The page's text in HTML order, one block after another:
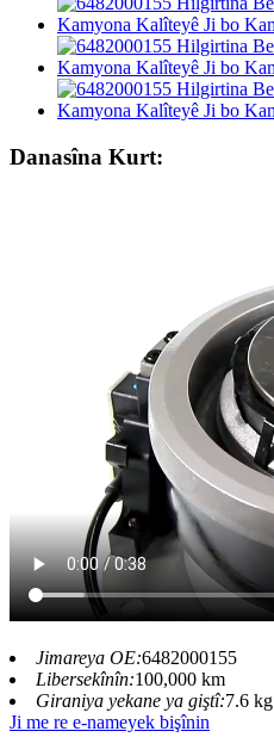
Danasîna Kurt:
Jimareya OE:6482000155
Libersekînîn:100,000 km
Giraniya yekane ya giştî:7.6 kg
Ji me re e-nameyek bişînin